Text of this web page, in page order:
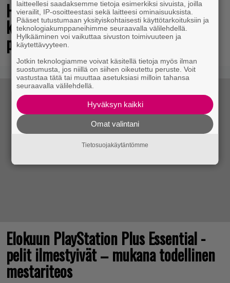
Huhu: Sony varoittelee
konsolipaketeissaan fyysisten
pelilevyjen lakkauttamisesta
Elokuun PlayStation Plus Essential -
pelit ilmestyivät – mukana todellinen
mestariteos
laitteellesi saadaksemme tietoja esimerkiksi sivuista, joilla
vierailit, IP-osoitteestasi sekä laitteesi ominaisuuksista.
Pääset tutustumaan yksityiskohtaisesti käyttötarkoituksiin ja
teknologiakumppaneihimme seuraavalla välilehdellä.
Hylkääminen voi vaikuttaa sivuston toimivuuteen ja
käytettävyyteen.
Jotkin teknologiamme voivat käsitellä tietoja myös ilman
suostumusta, jos niillä on siihen oikeutettu peruste. Voit
vastustaa tätä tai muuttaa asetuksiasi milloin tahansa
seuraavalla välilehdellä.
Hyväksyn kaikki
Omat valintani
Tietosuojakäytäntömme